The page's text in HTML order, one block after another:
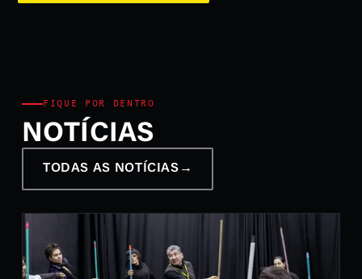
FIQUE POR DENTRO
NOTÍCIAS
TODAS AS NOTÍCIAS →